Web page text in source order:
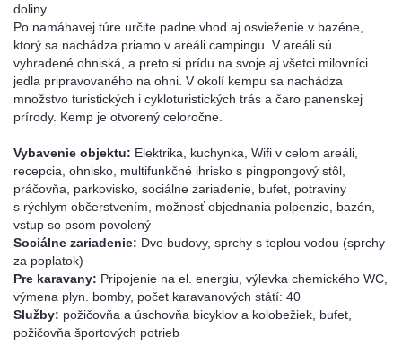
doliny.
Po namáhavej túre určite padne vhod aj osvieženie v bazéne,
ktorý sa nachádza priamo v areáli campingu. V areáli sú
vyhradené ohniská, a preto si prídu na svoje aj všetci milovníci
jedla pripravovaného na ohni. V okolí kempu sa nachádza
množstvo turistických i cykloturistických trás a čaro panenskej
prírody. Kemp je otvorený celoročne.
Vybavenie objektu: Elektrika, kuchynka, Wifi v celom areáli,
recepcia, ohnisko, multifunkčné ihrisko s pingpongový stôl,
práčovňa, parkovisko, sociálne zariadenie, bufet, potraviny
s rýchlym občerstvením, možnosť objednania polpenzie, bazén,
vstup so psom povolený
Sociálne zariadenie: Dve budovy, sprchy s teplou vodou (sprchy
za poplatok)
Pre karavany: Pripojenie na el. energiu, výlevka chemického WC,
výmena plyn. bomby, počet karavanových státí: 40
Služby: požičovňa a úschovňa bicyklov a kolobežiek, bufet,
požičovňa športových potrieb